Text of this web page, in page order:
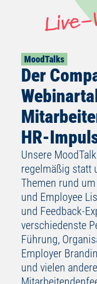
MoodTalks
Der
HR-
Unsere
regelmäßig statt
Themen rund
und Employee
und Feedback-
verschiedenste
Führung,
Employer
und vielen